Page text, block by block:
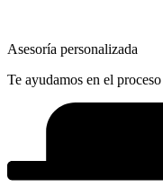
Asesoría personalizada
Te ayudamos en el proceso